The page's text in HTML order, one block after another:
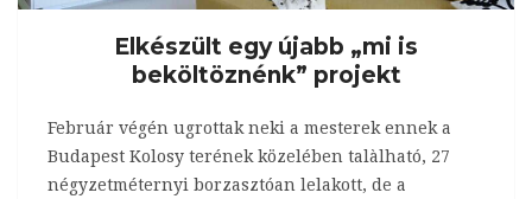
Elkészült egy újabb „mi is
beköltöznénk” projekt
Február végén ugrottak neki a mesterek ennek a
Budapest Kolosy terének közelében talàlható, 27
négyzetméternyi borzasztóan lelakott, de a